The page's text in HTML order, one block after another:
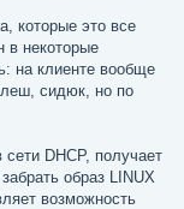
которые это все
в некоторые
на клиенте вообще
сидюк, но по
DHCP, получает
образ LINUX
возможность